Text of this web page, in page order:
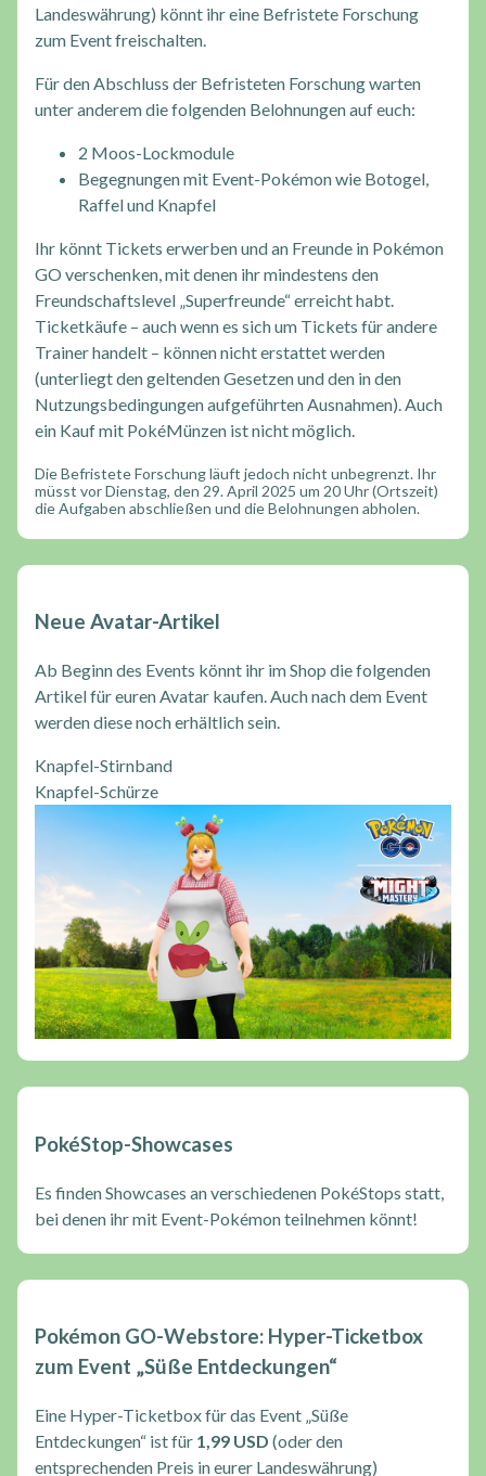
Landeswährung) könnt ihr eine Befristete Forschung
zum Event freischalten.
Für den Abschluss der Befristeten Forschung warten
unter anderem die folgenden Belohnungen auf euch:
2 Moos-Lockmodule
Begegnungen mit Event-Pokémon wie Botogel,
Raffel und Knapfel
Ihr könnt Tickets erwerben und an Freunde in Pokémon
GO verschenken, mit denen ihr mindestens den
Freundschaftslevel „Superfreunde“ erreicht habt.
Ticketkäufe – auch wenn es sich um Tickets für andere
Trainer handelt – können nicht erstattet werden
(unterliegt den geltenden Gesetzen und den in den
Nutzungsbedingungen aufgeführten Ausnahmen). Auch
ein Kauf mit PokéMünzen ist nicht möglich.
Die Befristete Forschung läuft jedoch nicht unbegrenzt. Ihr
müsst vor Dienstag, den 29. April 2025 um 20 Uhr (Ortszeit)
die Aufgaben abschließen und die Belohnungen abholen.
Neue Avatar-Artikel
Ab Beginn des Events könnt ihr im Shop die folgenden
Artikel für euren Avatar kaufen. Auch nach dem Event
werden diese noch erhältlich sein.
Knapfel-Stirnband
Knapfel-Schürze
PokéStop-Showcases
Es finden Showcases an verschiedenen PokéStops statt,
bei denen ihr mit Event-Pokémon teilnehmen könnt!
Pokémon GO-Webstore: Hyper-Ticketbox
zum Event „Süße Entdeckungen“
Eine Hyper-Ticketbox für das Event „Süße
Entdeckungen“ ist für 1,99 USD (oder den
entsprechenden Preis in eurer Landeswährung)